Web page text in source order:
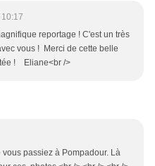
reportage ! C'est un très
vous ! Merci de cette belle
! Eliane<br />
passiez à Pompadour. Là